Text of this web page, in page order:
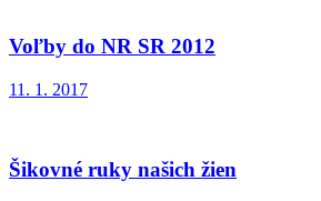
Voľby do NR SR 2012
11. 1. 2017
Šikovné ruky našich žien